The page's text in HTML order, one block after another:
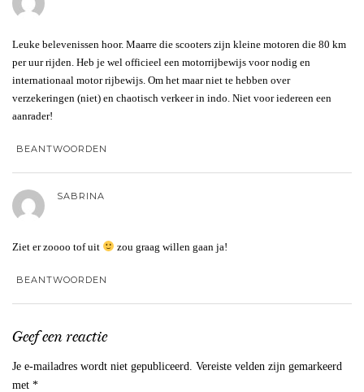
Leuke belevenissen hoor. Maarre die scooters zijn kleine motoren die 80 km
per uur rijden. Heb je wel officieel een motorrijbewijs voor nodig en
internationaal motor rijbewijs. Om het maar niet te hebben over
verzekeringen (niet) en chaotisch verkeer in indo. Niet voor iedereen een
aanrader!
BEANTWOORDEN
SABRINA
Ziet er zoooo tof uit zou graag willen gaan ja!
BEANTWOORDEN
Geef een reactie
Je e-mailadres wordt niet gepubliceerd.
Vereiste velden zijn gemarkeerd
met *